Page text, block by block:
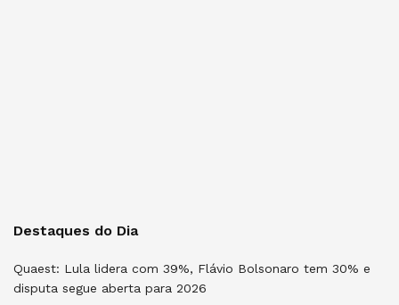
Destaques do Dia
Quaest: Lula lidera com 39%, Flávio Bolsonaro tem 30% e
disputa segue aberta para 2026